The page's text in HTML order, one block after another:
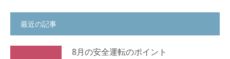
最近の記事
8月の安全運転のポイント